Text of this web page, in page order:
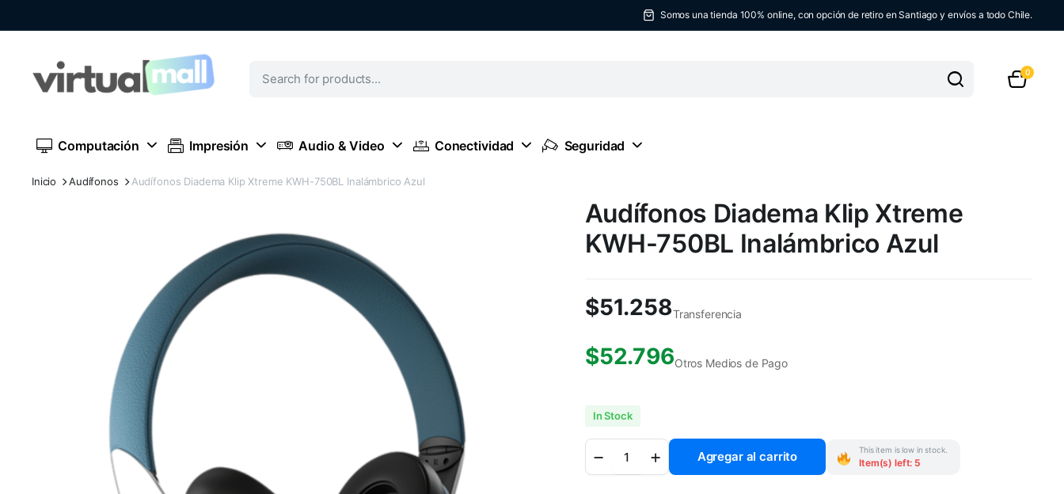
Somos una tienda 100% online, con opción de retiro en Santiago y envíos a todo Chile.
0
Computación Impresión Audio & Video Conectividad Seguridad
Inicio Audífonos Audífonos Diadema Klip Xtreme KWH-750BL Inalámbrico Azul
Audífonos Diadema Klip Xtreme
KWH-750BL Inalámbrico Azul
$51.258Transferencia
$52.796Otros Medios de Pago
In Stock
Diadema
Klip
Agregar al carrito This item is low in stock.
Item(s) left: 5